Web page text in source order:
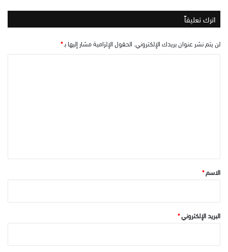
اترك تعليقاً
لن يتم نشر عنوان بريدك الإلكتروني. الحقول الإلزامية مشار إليها بـ*
*الاسم*
البريد الإلكتروني*